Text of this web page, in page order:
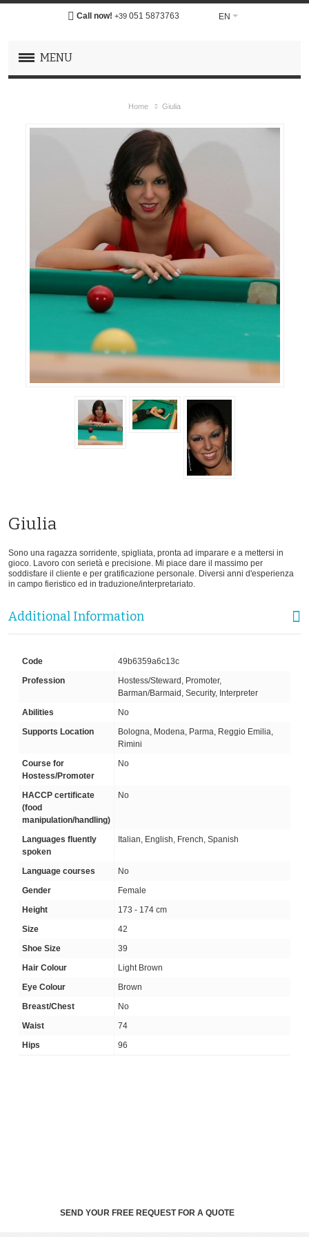
Call now! +39 051 5873763 EN
MENU
Home Giulia
Giulia
Sono una ragazza sorridente, spigliata, pronta ad imparare e a mettersi in
gioco. Lavoro con serietà e precisione. Mi piace dare il massimo per
soddisfare il cliente e per gratificazione personale. Diversi anni d'esperienza
in campo fieristico ed in traduzione/interpretariato.
Additional Information
Code
49b6359a6c13c
Profession
Hostess/Steward, Promoter,
Barman/Barmaid, Security, Interpreter
Abilities
No
Supports Location
Bologna, Modena, Parma, Reggio Emilia,
Rimini
Course for
Hostess/Promoter
No
HACCP certificate
(food
manipulation/handling)
No
Languages fluently
spoken
Italian, English, French, Spanish
Language courses
No
Gender
Female
Height
173 - 174 cm
Size
42
Shoe Size
39
Hair Colour
Light Brown
Eye Colour
Brown
Breast/Chest
No
Waist
74
Hips
96
SEND YOUR FREE REQUEST FOR A QUOTE